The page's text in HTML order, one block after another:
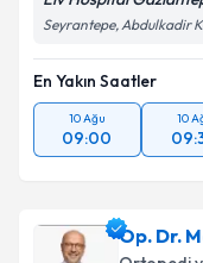
Liv Hospital
Seyrantepe, Abdulkadir
En Yakın Saatler
10 Ağu
09:00
10
Op. Dr.